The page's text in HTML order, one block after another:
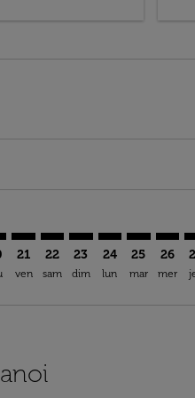
cmp-view-offers-
cmp-view-offers-
RBA–HAN: cmp-view-
21
ven
RBA–HAN: cmp-view-
22
sam
RBA–HAN: cmp-
23
dim
RBA–HAN:
24
lun
25
mar
26
mer